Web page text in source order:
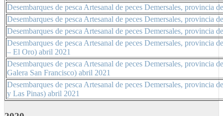
Desembarques de pesca Artesanal de peces Demersales, provincia
Desembarques de pesca Artesanal de peces Demersales, provincia
Desembarques de pesca Artesanal de peces Demersales, provincia
Desembarques de pesca Artesanal de peces Demersales, provincia
– El Oro) abril 2021
Desembarques de pesca Artesanal de peces Demersales, provincia
Galera San Francisco) abril 2021
Desembarques de pesca Artesanal de peces Demersales,
y Las Pinas) abril 2021